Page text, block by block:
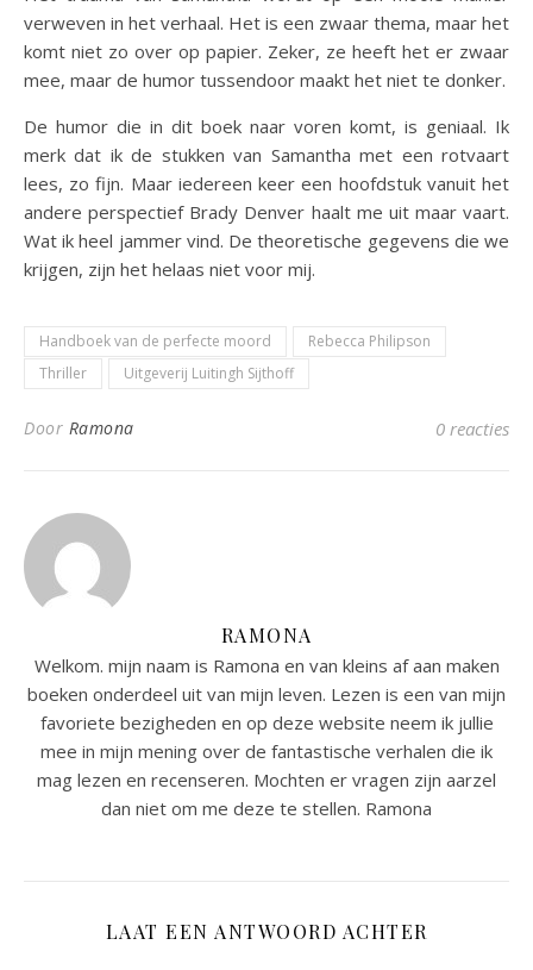
verweven in het verhaal. Het is een zwaar thema, maar het
komt niet zo over op papier. Zeker, ze heeft het er zwaar
mee, maar de humor tussendoor maakt het niet te donker.
De humor die in dit boek naar voren komt, is geniaal. Ik
merk dat ik de stukken van Samantha met een rotvaart
lees, zo fijn. Maar iedereen keer een hoofdstuk vanuit het
andere perspectief Brady Denver haalt me uit maar vaart.
Wat ik heel jammer vind. De theoretische gegevens die we
krijgen, zijn het helaas niet voor mij.
Handboek van de perfecte moord
Rebecca Philipson
Thriller
Uitgeverij Luitingh Sijthoff
Door Ramona 0 reacties
RAMONA
Welkom. mijn naam is Ramona en van kleins af aan maken
boeken onderdeel uit van mijn leven. Lezen is een van mijn
favoriete bezigheden en op deze website neem ik jullie
mee in mijn mening over de fantastische verhalen die ik
mag lezen en recenseren. Mochten er vragen zijn aarzel
dan niet om me deze te stellen. Ramona
LAAT EEN ANTWOORD ACHTER